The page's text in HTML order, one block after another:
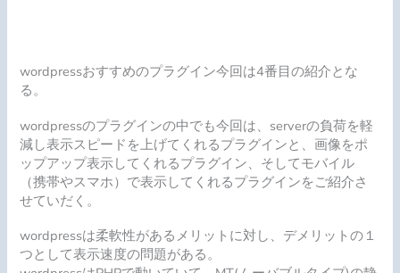
wordpressおすすめのプラグイン今回は4番目の紹介とな
る。
wordpressのプラグインの中でも今回は、serverの負荷を軽
減し表示スピードを上げてくれるプラグインと、画像をポ
ップアップ表示してくれるプラグイン、そしてモバイル
（携帯やスマホ）で表示してくれるプラグインをご紹介さ
せていだく。
wordpressは柔軟性があるメリットに対し、デメリットの１
つとして表示速度の問題がある。